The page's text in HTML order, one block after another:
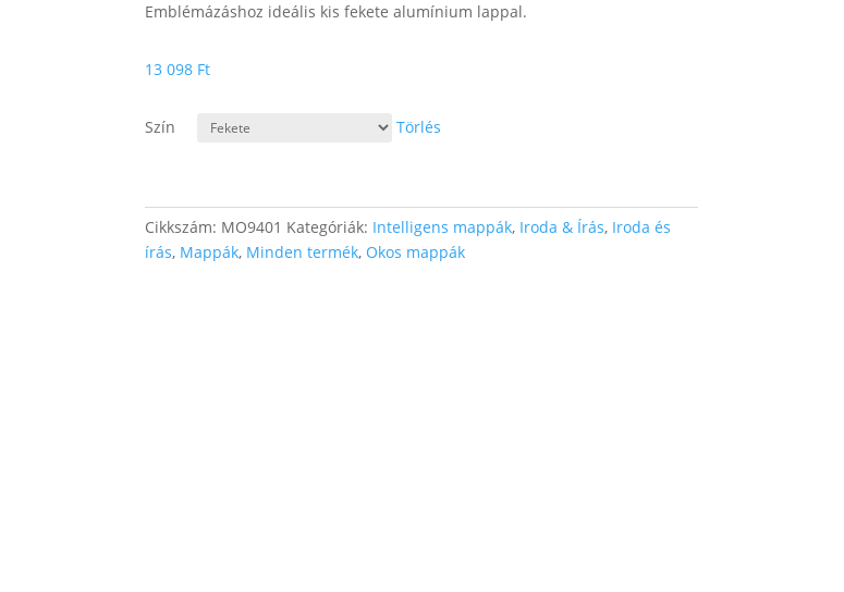
Emblémázáshoz ideális kis fekete alumínium lappal.
13 098 Ft
Szín Törlés
Cikkszám: MO9401 Kategóriák: Intelligens mappák, Iroda & Írás, Iroda és
írás, Mappák, Minden termék, Okos mappák